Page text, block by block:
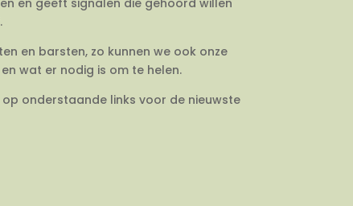
en geeft signalen die gehoord willen
en barsten, zo kunnen we ook onze
wat er nodig is om te helen.
op onderstaande links voor de nieuwste